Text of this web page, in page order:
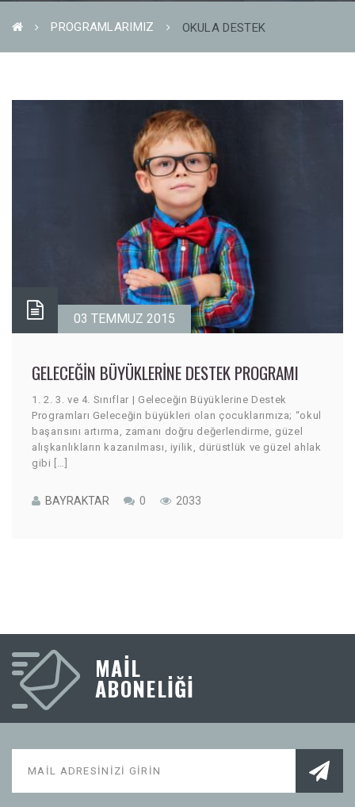
PROGRAMLARIMIZ OKULA DESTEK
03 TEMMUZ 2015
GELECEĞIN BÜYÜKLERINE DESTEK PROGRAMI
1. 2. 3. ve 4. Sınıflar | Geleceğin Büyüklerine Destek
Programları Geleceğin büyükleri olan çocuklarımıza; “okul
başarısını artırma, zamanı doğru değerlendirme, güzel
alışkanlıkların kazanılması, iyilik, dürüstlük ve güzel ahlak
gibi […]
BAYRAKTAR 0 2033
MAIL
ABONELİĞİ